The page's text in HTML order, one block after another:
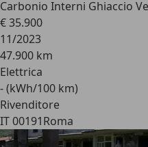
Carbonio Interni Ghiaccio
€ 35.900
11/2023
47.900 km
Elettrica
- (kWh/100 km)
Rivenditore
IT 00191Roma